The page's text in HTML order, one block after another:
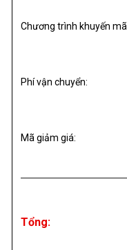
Chương trình khuyến
Phí vận chuyển:
Mã giảm giá:
Tổng: